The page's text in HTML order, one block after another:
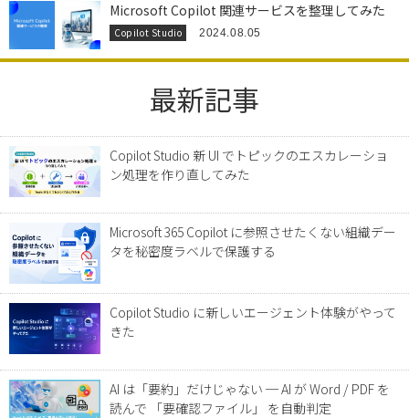
Microsoft Copilot 関連サービスを整理してみた
Copilot Studio 2024.08.05
最新記事
Copilot Studio 新 UI でトピックのエスカレーショ
ン処理を作り直してみた
Microsoft 365 Copilot に参照させたくない組織デー
タを秘密度ラベルで保護する
Copilot Studio に新しいエージェント体験がやって
きた
AI は「要約」だけじゃない ─ AI が Word / PDF を
読んで 「要確認ファイル」 を自動判定